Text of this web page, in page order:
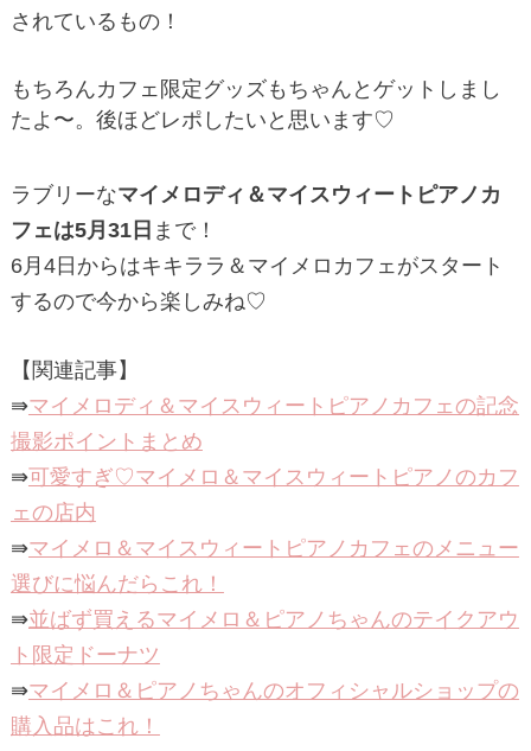
されているもの！
もちろんカフェ限定グッズもちゃんとゲットしまし
たよ〜。後ほどレポしたいと思います♡
ラブリーなマイメロディ＆マイスウィートピアノカ
フェは5月31日 まで！
6月4日からはキキララ＆マイメロカフェがスタート
するので今から楽しみね♡
【関連記事】
⇛マイメロディ＆マイスウィートピアノカフェの記念
撮影ポイントまとめ
⇛可愛すぎ♡マイメロ＆マイスウィートピアノのカフ
ェの店内
⇛マイメロ＆マイスウィートピアノカフェのメニュー
選びに悩んだらこれ！
⇛並ばず買えるマイメロ＆ピアノちゃんのテイクアウ
ト限定ドーナツ
⇛マイメロ＆ピアノちゃんのオフィシャルショップの
購入品はこれ！